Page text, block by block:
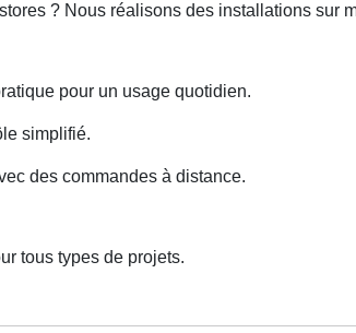
? Nous réalisons des installations sur
pour un usage quotidien.
simplifié.
des commandes à distance.
tous types de projets.